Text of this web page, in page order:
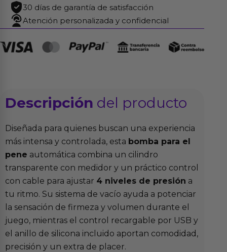
30 días de garantía de satisfacción
Atención personalizada y confidencial
Descripción del producto
Diseñada para quienes buscan una experiencia
más intensa y controlada, esta bomba para el
pene automática combina un cilindro
transparente con medidor y un práctico control
con cable para ajustar 4 niveles de presión a
tu ritmo. Su sistema de vacío ayuda a potenciar
la sensación de firmeza y volumen durante el
juego, mientras el control recargable por USB y
el anillo de silicona incluido aportan comodidad,
precisión y un extra de placer.